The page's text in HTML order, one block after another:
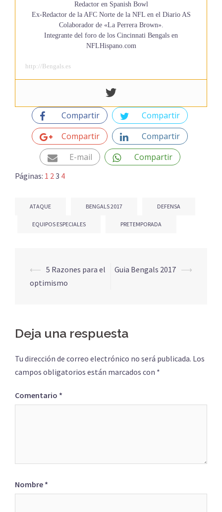
Redactor en Spanish Bowl
Ex-Redactor de la AFC Norte de la NFL en el Diario AS
Colaborador de «La Perrera Brown».
Integrante del foro de los Cincinnati Bengals en
NFLHispano.com
http://Bengals.es
Compartir
Compartir
Compartir
Compartir
E-mail
Compartir
Páginas: 1 23 4
ATAQUE BENGALS 2017 DEFENSA
EQUIPOS ESPECIALES PRETEMPORADA
Navegación
de
⟵ 5 Razones para el
optimismo
Guia Bengals 2017 ⟶
Deja una respuesta
Tu dirección de correo electrónico no será publicada. Los
campos obligatorios están marcados con *
Comentario *
Nombre *